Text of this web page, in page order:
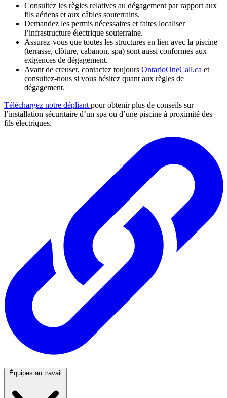
Consultez les règles relatives au dégagement par rapport aux
fils aériens et aux câbles souterrains.
Demandez les permis nécessaires et faites localiser
l’infrastructure électrique souterraine.
Assurez-vous que toutes les structures en lien avec la piscine
(terrasse, clôture, cabanon, spa) sont aussi conformes aux
exigences de dégagement.
Avant de creuser, contactez toujours OntarioOneCall.ca et
consultez-nous si vous hésitez quant aux règles de
dégagement.
Téléchargez notre dépliant pour obtenir plus de conseils sur
l’installation sécuritaire d’un spa ou d’une piscine à proximité des
fils électriques.
Équipes au travail